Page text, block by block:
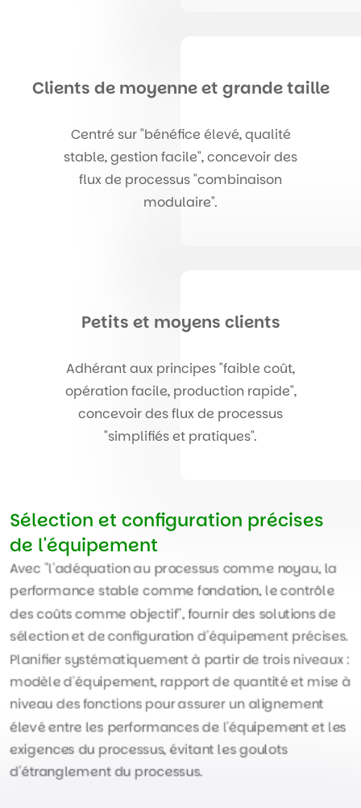
Clients de moyenne et grande taille
Centré sur "bénéfice élevé, qualité
stable, gestion facile", concevoir des
flux de processus "combinaison
modulaire".
Petits et moyens clients
Adhérant aux principes "faible coût,
opération facile, production rapide",
concevoir des flux de processus
"simplifiés et pratiques".
Sélection et configuration précises
de l'équipement
Avec "l'adéquation au processus comme noyau, la
performance stable comme fondation, le contrôle
des coûts comme objectif", fournir des solutions de
sélection et de configuration d'équipement précises.
Planifier systématiquement à partir de trois niveaux :
modèle d'équipement, rapport de quantité et mise à
niveau des fonctions pour assurer un alignement
élevé entre les performances de l'équipement et les
exigences du processus, évitant les goulots
d'étranglement du processus.